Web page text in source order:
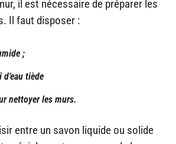
il est nécessaire de préparer les
Il faut disposer :
;
d’eau tiède
nettoyer les murs.
entre un savon liquide ou solide